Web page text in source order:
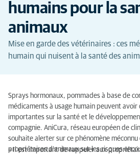
humains pour la
animaux
Mise en garde des vétérinaires : ces
humain qui nuisent à la santé des
Sprays hormonaux, pommades à base de
médicaments à usage humain peuvent avoir
importantes sur la santé et le
compagnie. AniCura, réseau européen de
souhaite alerter sur ce phénomène
propriétaires d’animaux sur les risques
« Il est important de rappeler aux